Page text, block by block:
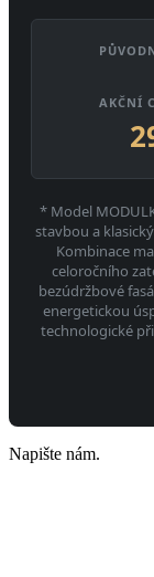
AKČNÍ
* Model
stavbou a
Kombinace
celoročního
bezúdržbové
energetickou
technologické
Napište nám.